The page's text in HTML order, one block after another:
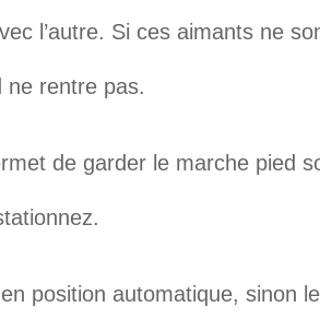
l’autre. Si ces aimants ne
ne rentre pas.
de garder le marche pied
position automatique, sinon